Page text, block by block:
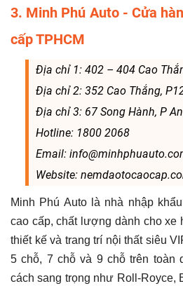
3. Minh Phú Auto - Cửa
cấp TPHCM
Địa chỉ 1: 402 – 404 Cao
Địa chỉ 2: 352 Cao Thắng,
Địa chỉ 3: 67 Song Hành, P
Hotline: 1800 2068
Email:
Website:
Minh Phú Auto là nhà nhập
cao cấp, chất lượng dành cho xe
thiết kế và trang trí nội thất siêu
5 chỗ, 7 chỗ và 9 chỗ trên toàn
cách sang trọng như Roll-Royce,